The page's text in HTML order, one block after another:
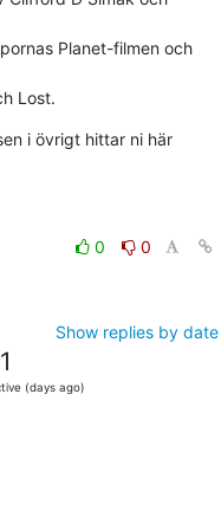
Planet-filmen och
Lost.
Mer om programmet och kongressen i övrigt hittar ni här
0
0
Show replies by date
(days ago)